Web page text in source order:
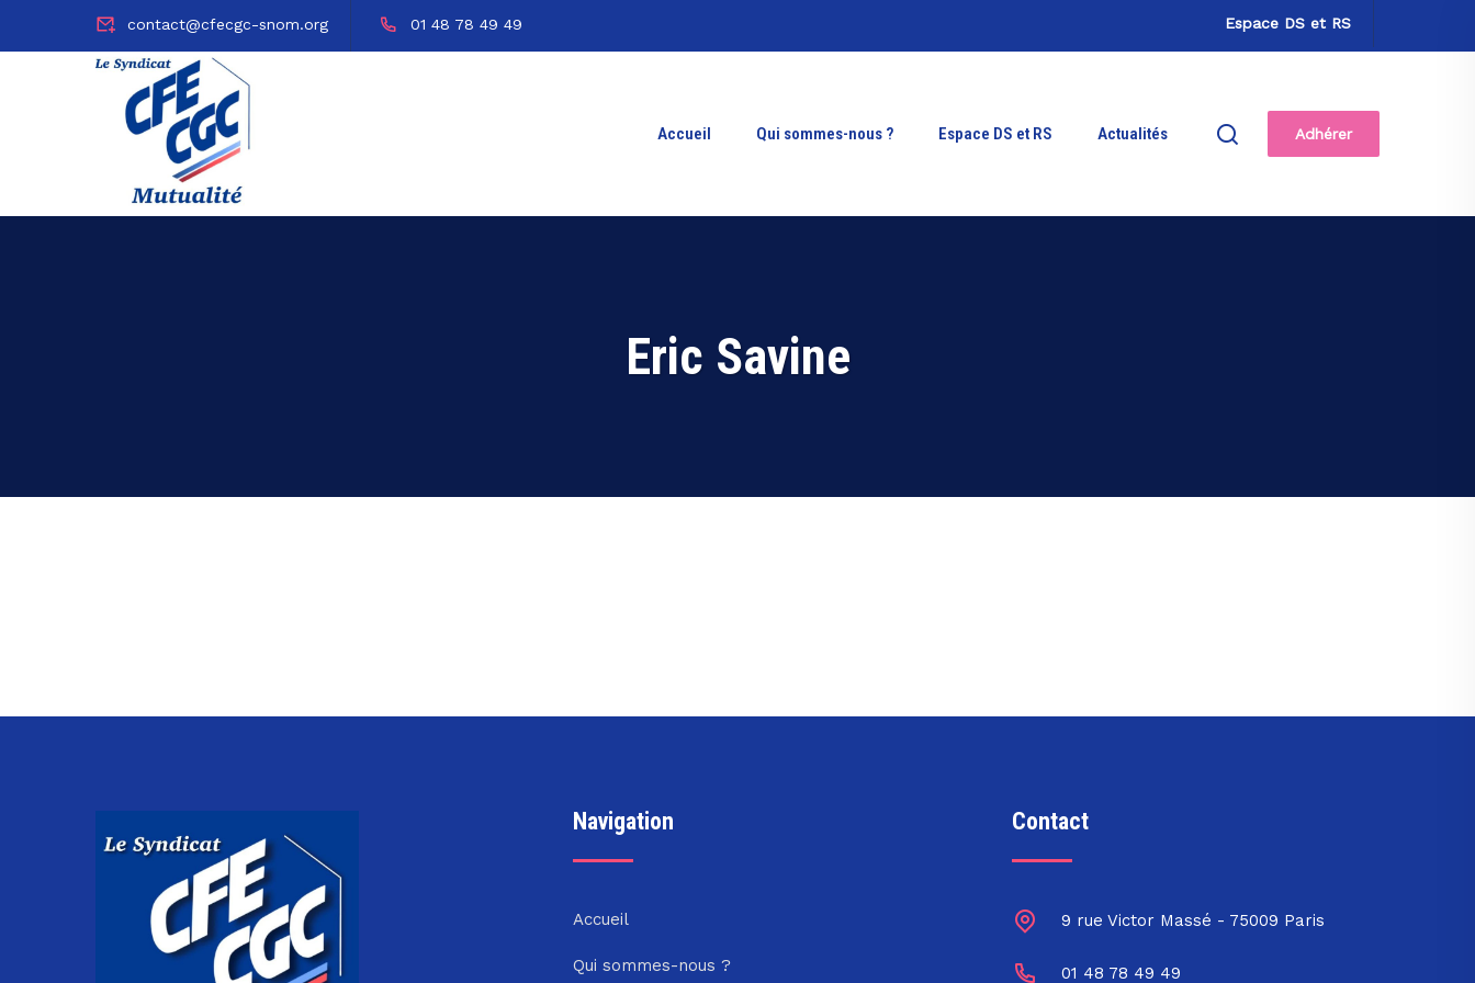
contact@cfecgc-snom.org 01 48 78 49 49 Espace DS et RS
Accueil Qui sommes-nous ? Espace DS et RS Actualités Adhérer
Eric Savine
Navigation
Accueil
Qui sommes-nous ?
Contact
9 rue Victor Massé - 75009 Paris
01 48 78 49 49